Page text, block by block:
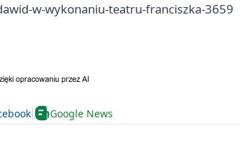
w-wykonaniu-teatru-franciszka-3659
Google News